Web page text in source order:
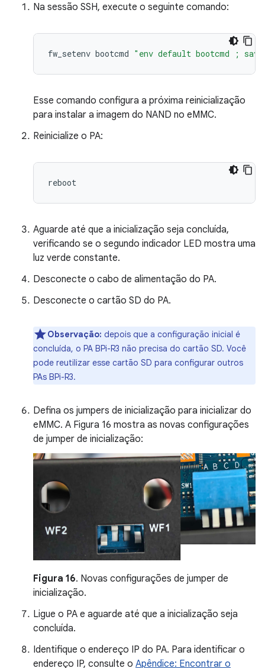
Na sessão SSH, execute o seguinte comando:
fw_setenv bootcmd "env default bootcmd ;
Esse comando configura a próxima reinicialização
para instalar a imagem do NAND no eMMC.
Reinicialize o PA:
Aguarde até que a inicialização seja concluída,
verificando se o segundo indicador LED mostra uma
luz verde constante.
Desconecte o cabo de alimentação do PA.
Desconecte o cartão SD do PA.
Observação: depois que a configuração inicial é
concluída, o PA BPi-R3 não precisa do cartão SD. Você
pode reutilizar esse cartão SD para configurar outros
PAs BPi-R3.
Defina os jumpers de inicialização para inicializar do
eMMC. A Figura 16 mostra as novas configurações
de jumper de inicialização:
Figura 16. Novas configurações de jumper de
inicialização.
Ligue o PA e aguarde até que a inicialização seja
concluída.
Identifique o endereço IP do PA. Para identificar o
endereço IP, consulte o Apêndice: Encontrar o